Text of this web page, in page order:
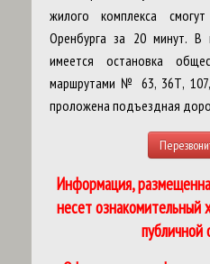
жилого комплекса
Оренбурга за 20 минут. В
имеется остановка
маршрутами № 63, 36Т,
проложена подъездная
Информация,
несет ознакомительный